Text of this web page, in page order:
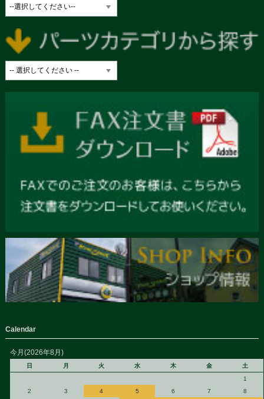
Calendar
今月(2026年8月)
日 月 火 水 木 金
土
1
2
3 4 5 6 7
8